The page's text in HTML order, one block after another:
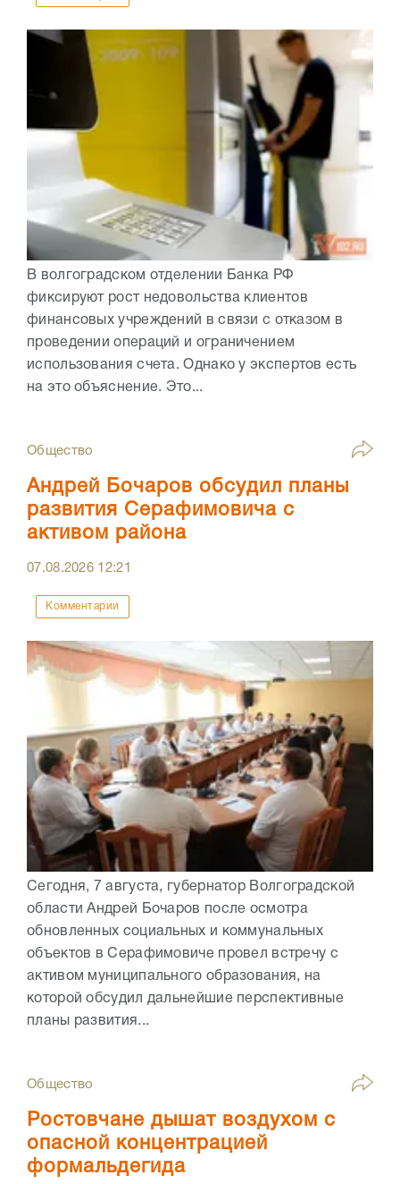
В волгоградском отделении Банка РФ
фиксируют рост недовольства клиентов
финансовых учреждений в связи с отказом в
проведении операций и ограничением
использования счета. Однако у экспертов есть
на это объяснение. Это...
Общество
Андрей Бочаров обсудил планы
развития Серафимовича с
активом района
07.08.2026 12:21
Комментарии
Сегодня, 7 августа, губернатор Волгоградской
области Андрей Бочаров после осмотра
обновленных социальных и коммунальных
объектов в Серафимовиче провел встречу с
активом муниципального образования, на
которой обсудил дальнейшие перспективные
планы развития...
Общество
Ростовчане дышат воздухом с
опасной концентрацией
формальдегида